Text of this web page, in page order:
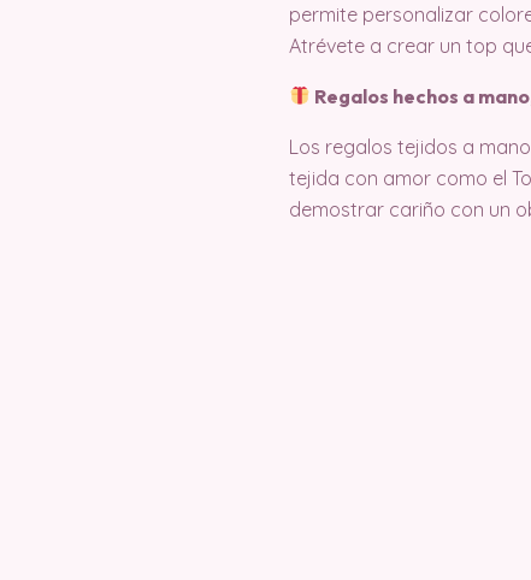
permite personalizar
Atrévete a crear un top
Regalos hechos a
Los regalos tejidos a
tejida con amor como el
demostrar cariño con un